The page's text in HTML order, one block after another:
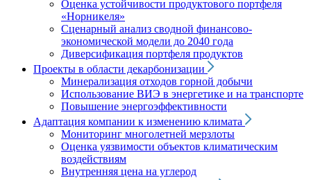
Оценка устойчивости продуктового портфеля
«Норникеля»
Сценарный анализ сводной финансово-
экономической модели до 2040 года
Диверсификация портфеля продуктов
Проекты в области декарбонизации
Минерализация отходов горной добычи
Использование ВИЭ в энергетике и на транспорте
Повышение энергоэффективности
Адаптация компании к изменению климата
Мониторинг многолетней мерзлоты
Оценка уязвимости объектов климатическим
воздействиям
Внутренняя цена на углерод